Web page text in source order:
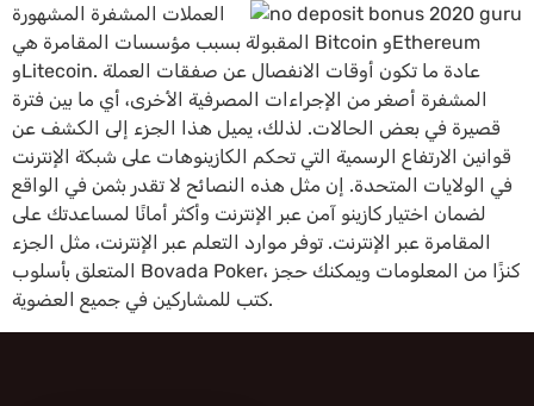
العملات المشفرة المشهورة
المقبولة بسبب مؤسسات المقامرة هي Bitcoin وEthereum
وLitecoin. عادة ما تكون أوقات الانفصال عن صفقات العملة
المشفرة أصغر من الإجراءات المصرفية الأخرى، أي ما بين فترة
قصيرة في بعض الحالات. لذلك، يميل هذا الجزء إلى الكشف عن
قوانين الارتفاع الرسمية التي تحكم الكازينوهات على شبكة الإنترنت
في الولايات المتحدة. إن مثل هذه النصائح لا تقدر بثمن في الواقع
لضمان اختيار كازينو آمن عبر الإنترنت وأكثر أمانًا لمساعدتك على
المقامرة عبر الإنترنت. توفر موارد التعلم عبر الإنترنت، مثل الجزء
المتعلق بأسلوب Bovada Poker، كنزًا من المعلومات ويمكنك حجز
كتب للمشاركين في جميع العضوية.